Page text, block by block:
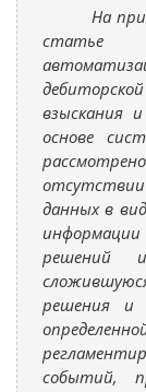
На
статье
взыскания
основе
данных в
решений
решения и
событий,